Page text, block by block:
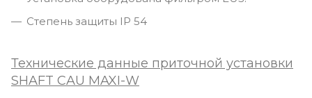
Степень защиты IP 54
Технические данные приточной установки
SHAFT CAU MAXI-W